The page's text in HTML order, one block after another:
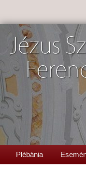
Jézus
Plébánia